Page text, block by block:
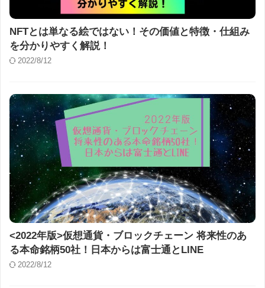
NFTとは単なる絵ではない！その価値と特徴・仕組み
を分かりやすく解説！
2022/8/12
<2022年版>仮想通貨・ブロックチェーン 将来性のあ
る本命銘柄50社！日本からは富士通とLINE
2022/8/12